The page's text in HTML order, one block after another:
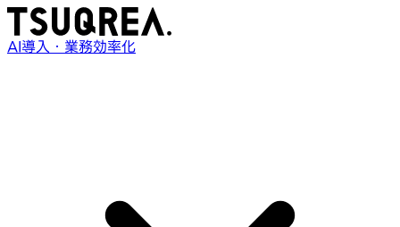
AI導入・業務効率化